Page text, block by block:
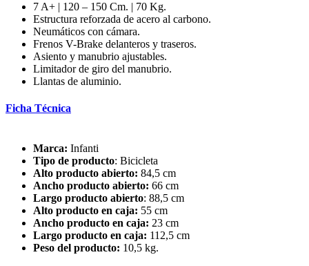
7 A+ | 120 – 150 Cm. | 70 Kg.
Estructura reforzada de acero al carbono.
Neumáticos con cámara.
Frenos V-Brake delanteros y traseros.
Asiento y manubrio ajustables.
Limitador de giro del manubrio.
Llantas de aluminio.
Ficha Técnica
Marca: Infanti
Tipo de producto: Bicicleta
Alto producto abierto: 84,5 cm
Ancho producto abierto: 66 cm
Largo producto abierto: 88,5 cm
Alto producto en caja: 55 cm
Ancho producto en caja: 23 cm
Largo producto en caja: 112,5 cm
Peso del producto: 10,5 kg.